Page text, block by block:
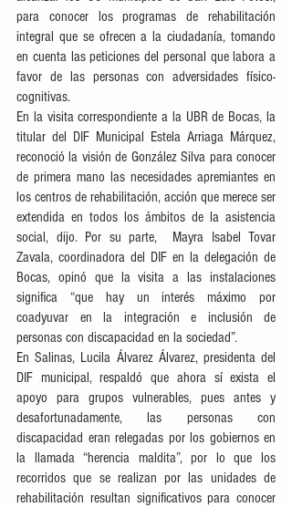
para conocer los programas de rehabilitación
integral que se ofrecen a la ciudadanía, tomando
en cuenta las peticiones del personal que labora a
favor de las personas con adversidades físico-
cognitivas.
En la visita correspondiente a la UBR de Bocas, la
titular del DIF Municipal Estela Arriaga Márquez,
reconoció la visión de González Silva para conocer
de primera mano las necesidades apremiantes en
los centros de rehabilitación, acción que merece ser
extendida en todos los ámbitos de la asistencia
social, dijo. Por su parte,  Mayra Isabel Tovar
Zavala, coordinadora del DIF en la delegación de
Bocas, opinó que la visita a las instalaciones
significa “que hay un interés máximo por
coadyuvar en la integración e inclusión de
personas con discapacidad en la sociedad”.
En Salinas, Lucila Álvarez Álvarez, presidenta del
DIF municipal, respaldó que ahora sí exista el
apoyo para grupos vulnerables, pues antes y
desafortunadamente, las personas con
discapacidad eran relegadas por los gobiernos en
la llamada “herencia maldita”, por lo que los
recorridos que se realizan por las unidades de
rehabilitación resultan significativos para conocer